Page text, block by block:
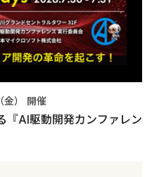
） 開催
『AI駆動開発カンファレン